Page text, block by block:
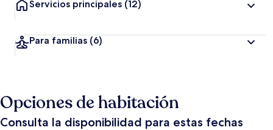
Servicios principales (12)
Para familias (6)
Opciones de habitación
Consulta la disponibilidad para estas fechas